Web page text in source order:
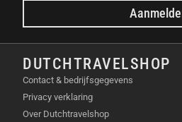
DUTCHTRAVELSHOP
Contact & bedrijfsgegevens
Privacy verklaring
Over Dutchtravelshop